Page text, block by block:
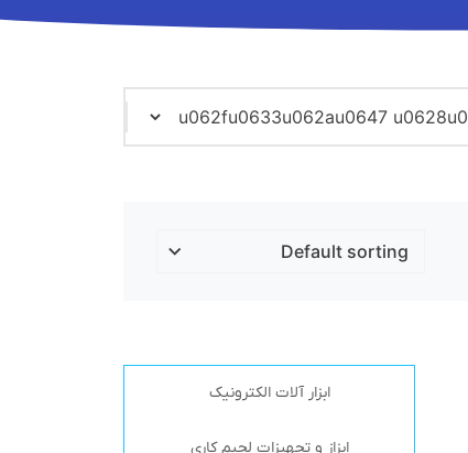
ابزار آلات الکترونیک
ابزاز و تجهیزات لحیم کاری